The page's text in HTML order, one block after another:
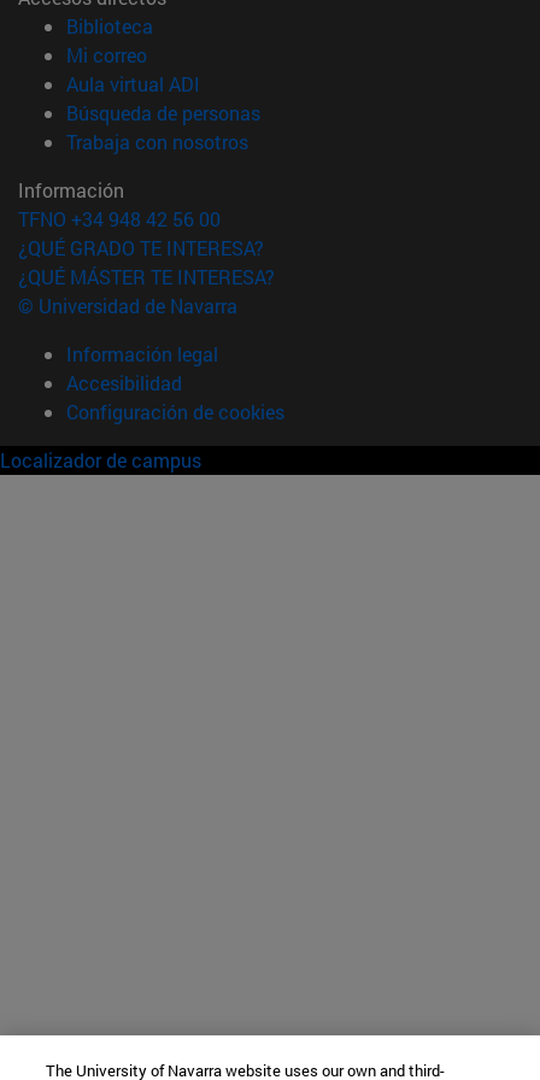
Biblioteca
Mi correo(abre en nueva ventana)
Aula virtual ADI
Búsqueda de personas(abre en nueva ventana)
Trabaja con nosotros(abre en nueva ventana)
Información
TFNO +34 948 42 56 00
¿QUÉ GRADO TE INTERESA?
¿QUÉ MÁSTER TE INTERESA?
© Universidad de Navarra
Información legal
Accesibilidad
Configuración de cookies
Localizador de campus
The University of Navarra website uses our own and third-